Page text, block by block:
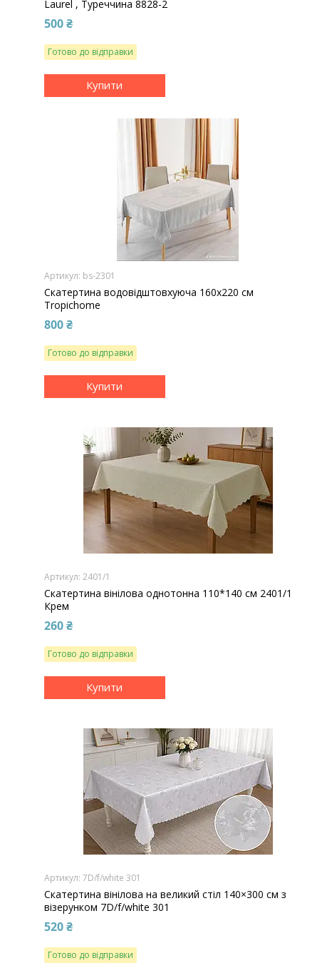
Laurel , Туреччина 8828-2
500 ₴
Готово до відправки
Купити
bs-2301
Скатертина водовідштовхуюча 160x220 см
Tropichome
800 ₴
Готово до відправки
Купити
2401/1
Скатертина вінілова однотонна 110*140 см 2401/1
Крем
260 ₴
Готово до відправки
Купити
7D/f/white 301
Скатертина вінілова на великий стіл 140×300 см з
візерунком 7D/f/white 301
520 ₴
Готово до відправки